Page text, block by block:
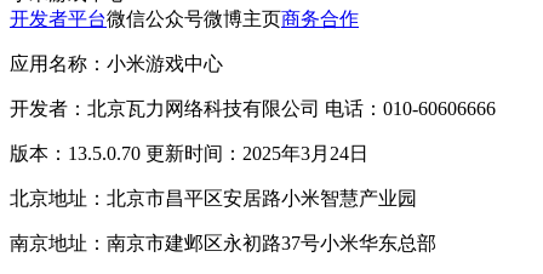
开发者平台微信公众号微博主页商务合作
应用名称：小米游戏中心
开发者：北京瓦力网络科技有限公司 电话：010-60606666
版本：13.5.0.70 更新时间：2025年3月24日
北京地址：北京市昌平区安居路小米智慧产业园
南京地址：南京市建邺区永初路37号小米华东总部